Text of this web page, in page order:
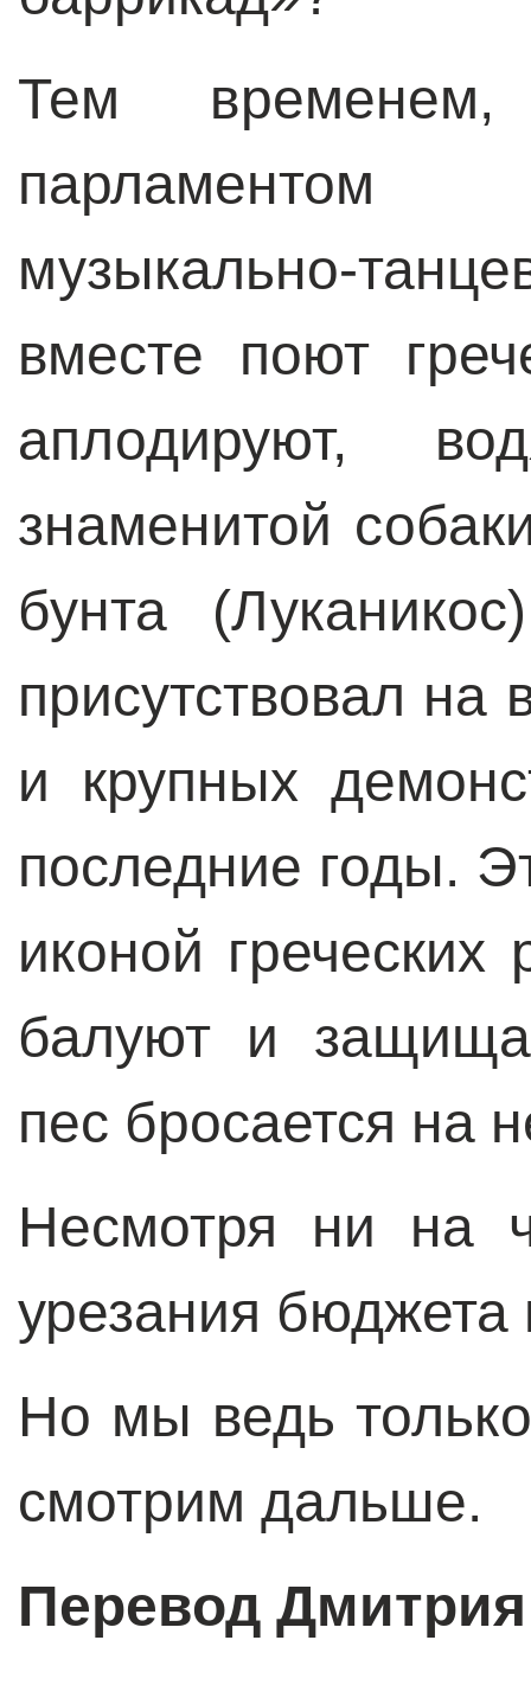
Тем
музыкально-
вместе поют
аплодируют,
знаменитой
бунта
присутствовал на
и крупных
последние годы.
иконой греческих
балуют и
пес бросается на
Несмотря ни на
урезания
Но мы ведь
смотрим дальше.
Перевод